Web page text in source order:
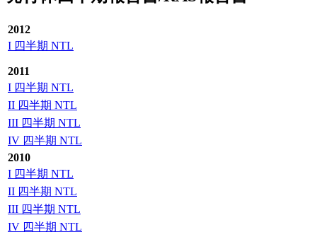
2012
I 四半期 NTL
2011
I 四半期 NTL
II 四半期 NTL
III 四半期 NTL
IV 四半期 NTL
2010
I 四半期 NTL
II 四半期 NTL
III 四半期 NTL
IV 四半期 NTL